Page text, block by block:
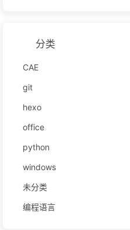
分类
CAE
git
hexo
office
python
windows
未分类
编程语言